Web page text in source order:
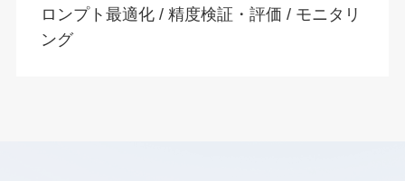
ロンプト最適化 / 精度検証・評価 / モニタリ
ング